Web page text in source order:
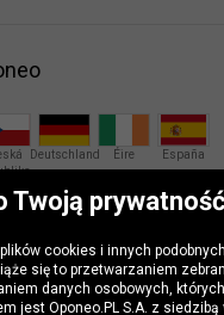
Deutschland Éire España
Twoją
cookies i innych podobnych
się to przetwarzaniem
danych osobowych, których
jest Oponeo.PL S.A. z siedzibą